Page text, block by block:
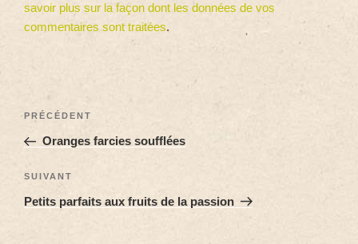
savoir plus sur la façon dont les données de vos
commentaires sont traitées.
PRÉCÉDENT
Oranges farcies soufflées
SUIVANT
Petits parfaits aux fruits de la passion